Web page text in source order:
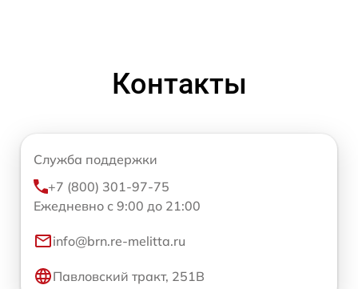
Контакты
Служба поддержки
+7 (800) 301-97-75
Ежедневно с 9:00 до 21:00
info@brn.re-melitta.ru
Павловский тракт, 251В